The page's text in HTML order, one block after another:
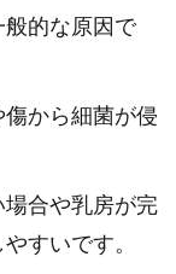
的な原因で
から細菌が侵
合や乳房が完
すいです。